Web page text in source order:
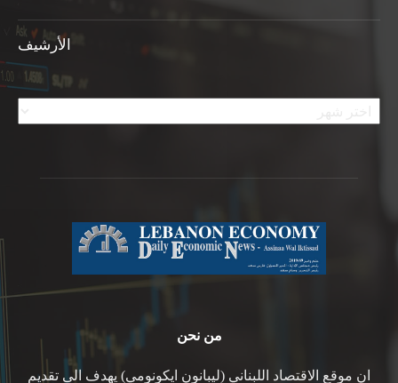
الأرشيف
الأرشيف
من نحن
ان موقع الاقتصاد اللبناني (ليبانون ايكونومي) يهدف الى تقديم